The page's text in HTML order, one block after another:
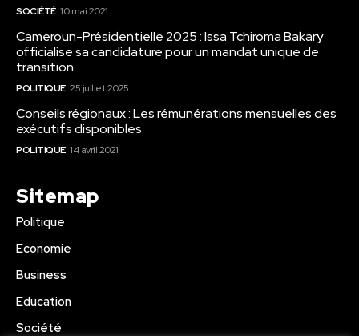
SOCIÉTÉ 10 mai 2021
Cameroun-Présidentielle 2025 : Issa Tchiroma Bakary
officialise sa candidature pour un mandat unique de
transition
POLITIQUE 25 juillet 2025
Conseils régionaux : Les rémunérations mensuelles des
exécutifs disponibles
POLITIQUE 14 avril 2021
Sitemap
Politique
Economie
Business
Education
Société